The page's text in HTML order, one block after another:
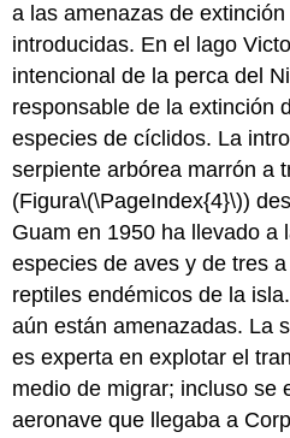
a las amenazas de
introducidas. En el lago
intencional de la perca del
responsable de la extinción
especies de cíclidos. La
serpiente arbórea marrón a
(Figura\(\PageIndex{4}\))
Guam en 1950 ha llevado a
especies de aves y de tres
reptiles endémicos de la
aún están amenazadas. La
es experta en explotar el
medio de migrar; incluso se
aeronave que llegaba a